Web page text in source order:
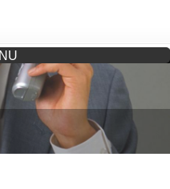
か分からない方へ…まずはご相談く